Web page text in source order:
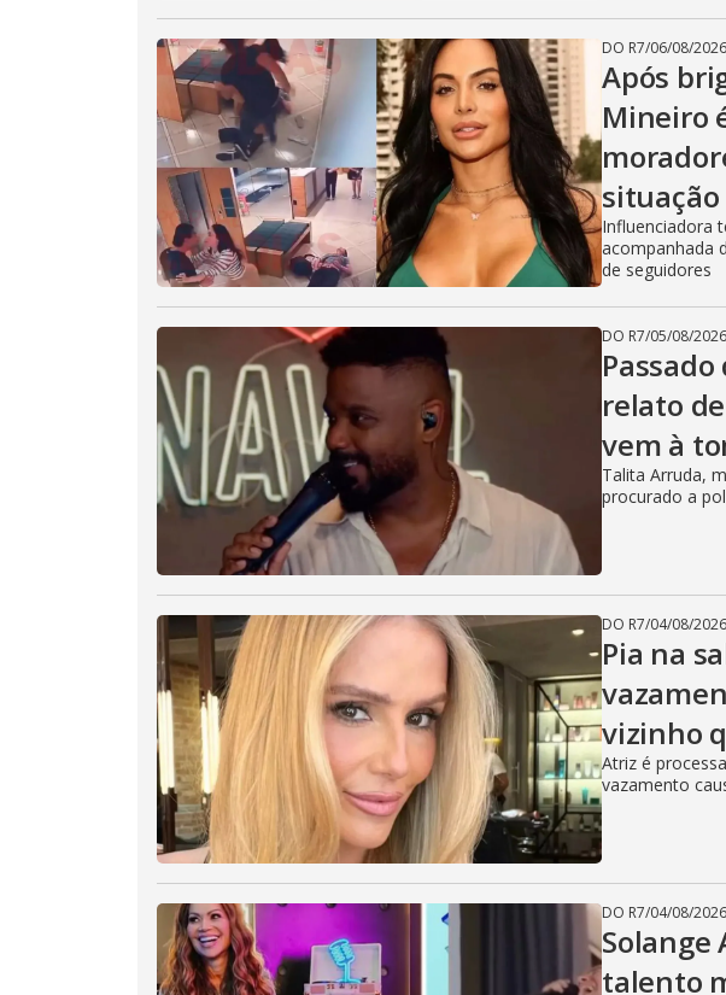
DO R7/06/08/2026
Após
Mineiro
situação
Influenciadora
acompanhada
de seguidores
DO R7/05/08/2026
relato
vem à
Talita Arruda,
procurado a
DO R7/04/08/2026
Pia na
vizinho
Atriz é
vazamento
DO R7/04/08/2026
talento